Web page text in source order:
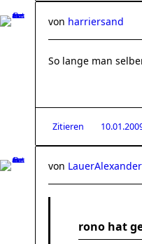
von harriersand
So lange man
Zitieren
von LauerAlexander
rono hat